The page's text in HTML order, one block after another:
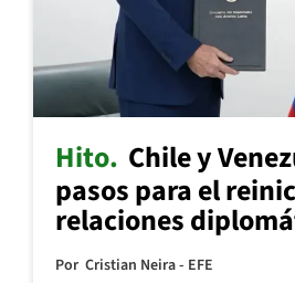
Hito Chile y
pasos para el
relaciones
Por Cristian Neira - EFE